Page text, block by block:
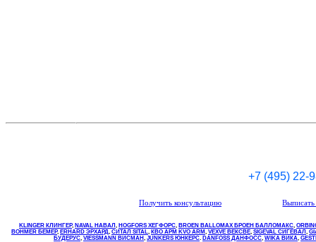
+7 (495) 22-
Получить консультацию
KLINGER КЛИНГЕР, NAVAL НАВАЛ , НOGFORS ХЕГФОРС, BROEN BALLOMAX БРОЕН БАЛЛОМАКС,
BOHMER БЕМЕР, ERHARD ЭРХАРД, СИТАЛ SITAL, КВО АРМ KVO ARM, VEXVE ВЕКСВЕ, SIGEVAL СИГЕВАЛ ,
БУДЕРУС, VIESSMANN ВИСМАН , JUNKERS ЮНКЕРС. DANFOSS ДАНФОСС, WIKA ВИКА,